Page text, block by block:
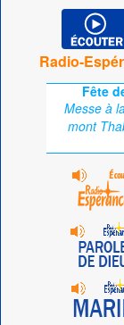
Radio-
Fête
Messe à
mont